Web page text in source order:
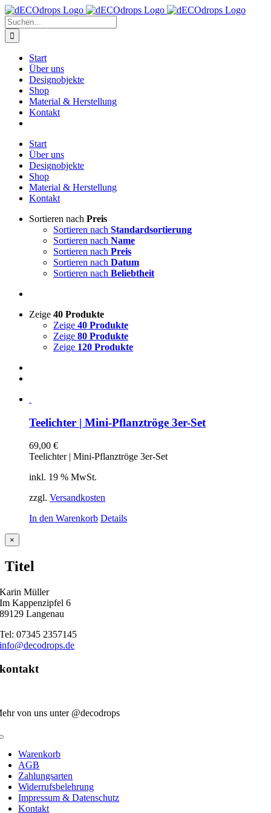
Zum
Inhalt
springen
Suche
nach:
Start
Über uns
Designobjekte
Shop
Material & Herstellung
Kontakt
Start
Über uns
Designobjekte
Shop
Material & Herstellung
Kontakt
Sortieren nach Preis
Sortieren nach Standardsortierung
Sortieren nach Name
Sortieren nach Preis
Sortieren nach Datum
Sortieren nach Beliebtheit
Zeige 40 Produkte
Zeige 40 Produkte
Zeige 80 Produkte
Zeige 120 Produkte
Teelichter | Mini-Pflanztröge 3er-Set
69,00 €
Teelichter | Mini-Pflanztröge 3er-Set
inkl. 19 % MwSt.
zzgl. Versandkosten
In den Warenkorb Details
Close
product
view
×
Titel
Karin Müller
Im Kappenzipfel 6
89129 Langenau
Tel: 07345 2357145
info@decodrops.de
kontakt
von uns unter @decodrops
Warenkorb
AGB
Zahlungsarten
Widerrufsbelehrung
Impressum & Datenschutz
Kontakt